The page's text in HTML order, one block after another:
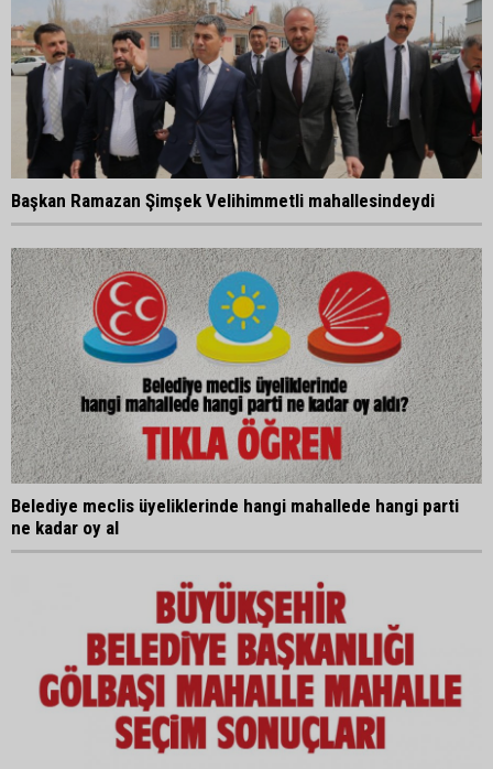
Başkan Ramazan Şimşek Velihimmetli mahallesindeydi
Belediye meclis üyeliklerinde hangi mahallede hangi parti
ne kadar oy al